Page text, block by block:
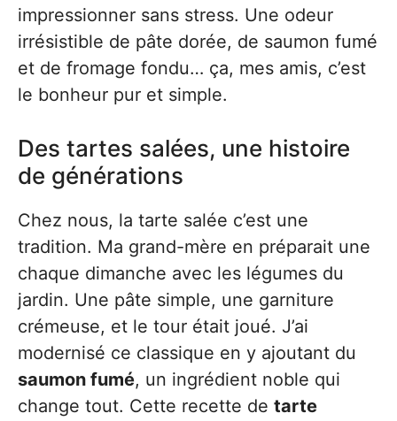
impressionner sans stress. Une odeur
irrésistible de pâte dorée, de saumon fumé
et de fromage fondu… ça, mes amis, c’est
le bonheur pur et simple.
Des tartes salées, une histoire
de générations
Chez nous, la tarte salée c’est une
tradition. Ma grand-mère en préparait une
chaque dimanche avec les légumes du
jardin. Une pâte simple, une garniture
crémeuse, et le tour était joué. J’ai
modernisé ce classique en y ajoutant du
saumon fumé, un ingrédient noble qui
change tout. Cette recette de tarte